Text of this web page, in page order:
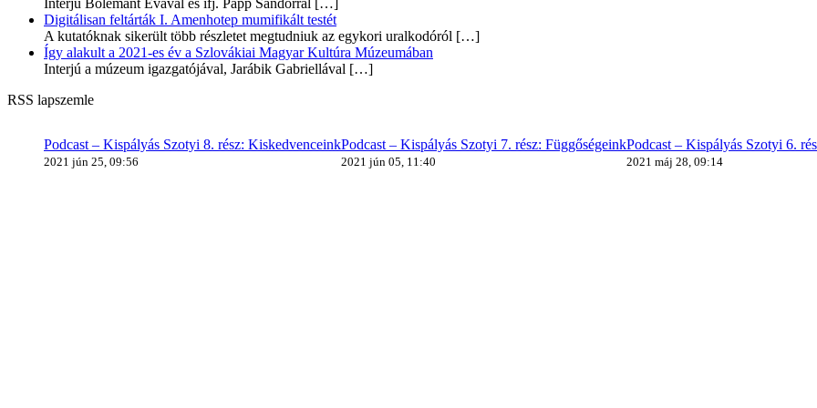
Digitálisan feltárták I. Amenhotep mumifikált testét
A kutatóknak sikerült több részletet megtudniuk az egykori uralkodóról […]
Így alakult a 2021-es év a Szlovákiai Magyar Kultúra Múzeumában
Interjú a múzeum igazgatójával, Jarábik Gabriellával […]
RSS lapszemle
Podcast – Kispályás Szotyi 8. rész: Kiskedvenceink
2021 jún 25, 09:56
Podcast – Kispályás Szotyi 7. rész: Függőségeink
2021 jún 05, 11:40
Podcast – Kispályás Szotyi 6.
2021 máj 28, 09:14